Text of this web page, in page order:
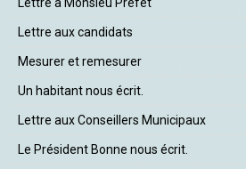
Lettre à Monsieu Préfet
Lettre aux candidats
Mesurer et remesurer
Un habitant nous écrit.
Lettre aux Conseillers Municipaux
Le Président Bonne nous écrit.